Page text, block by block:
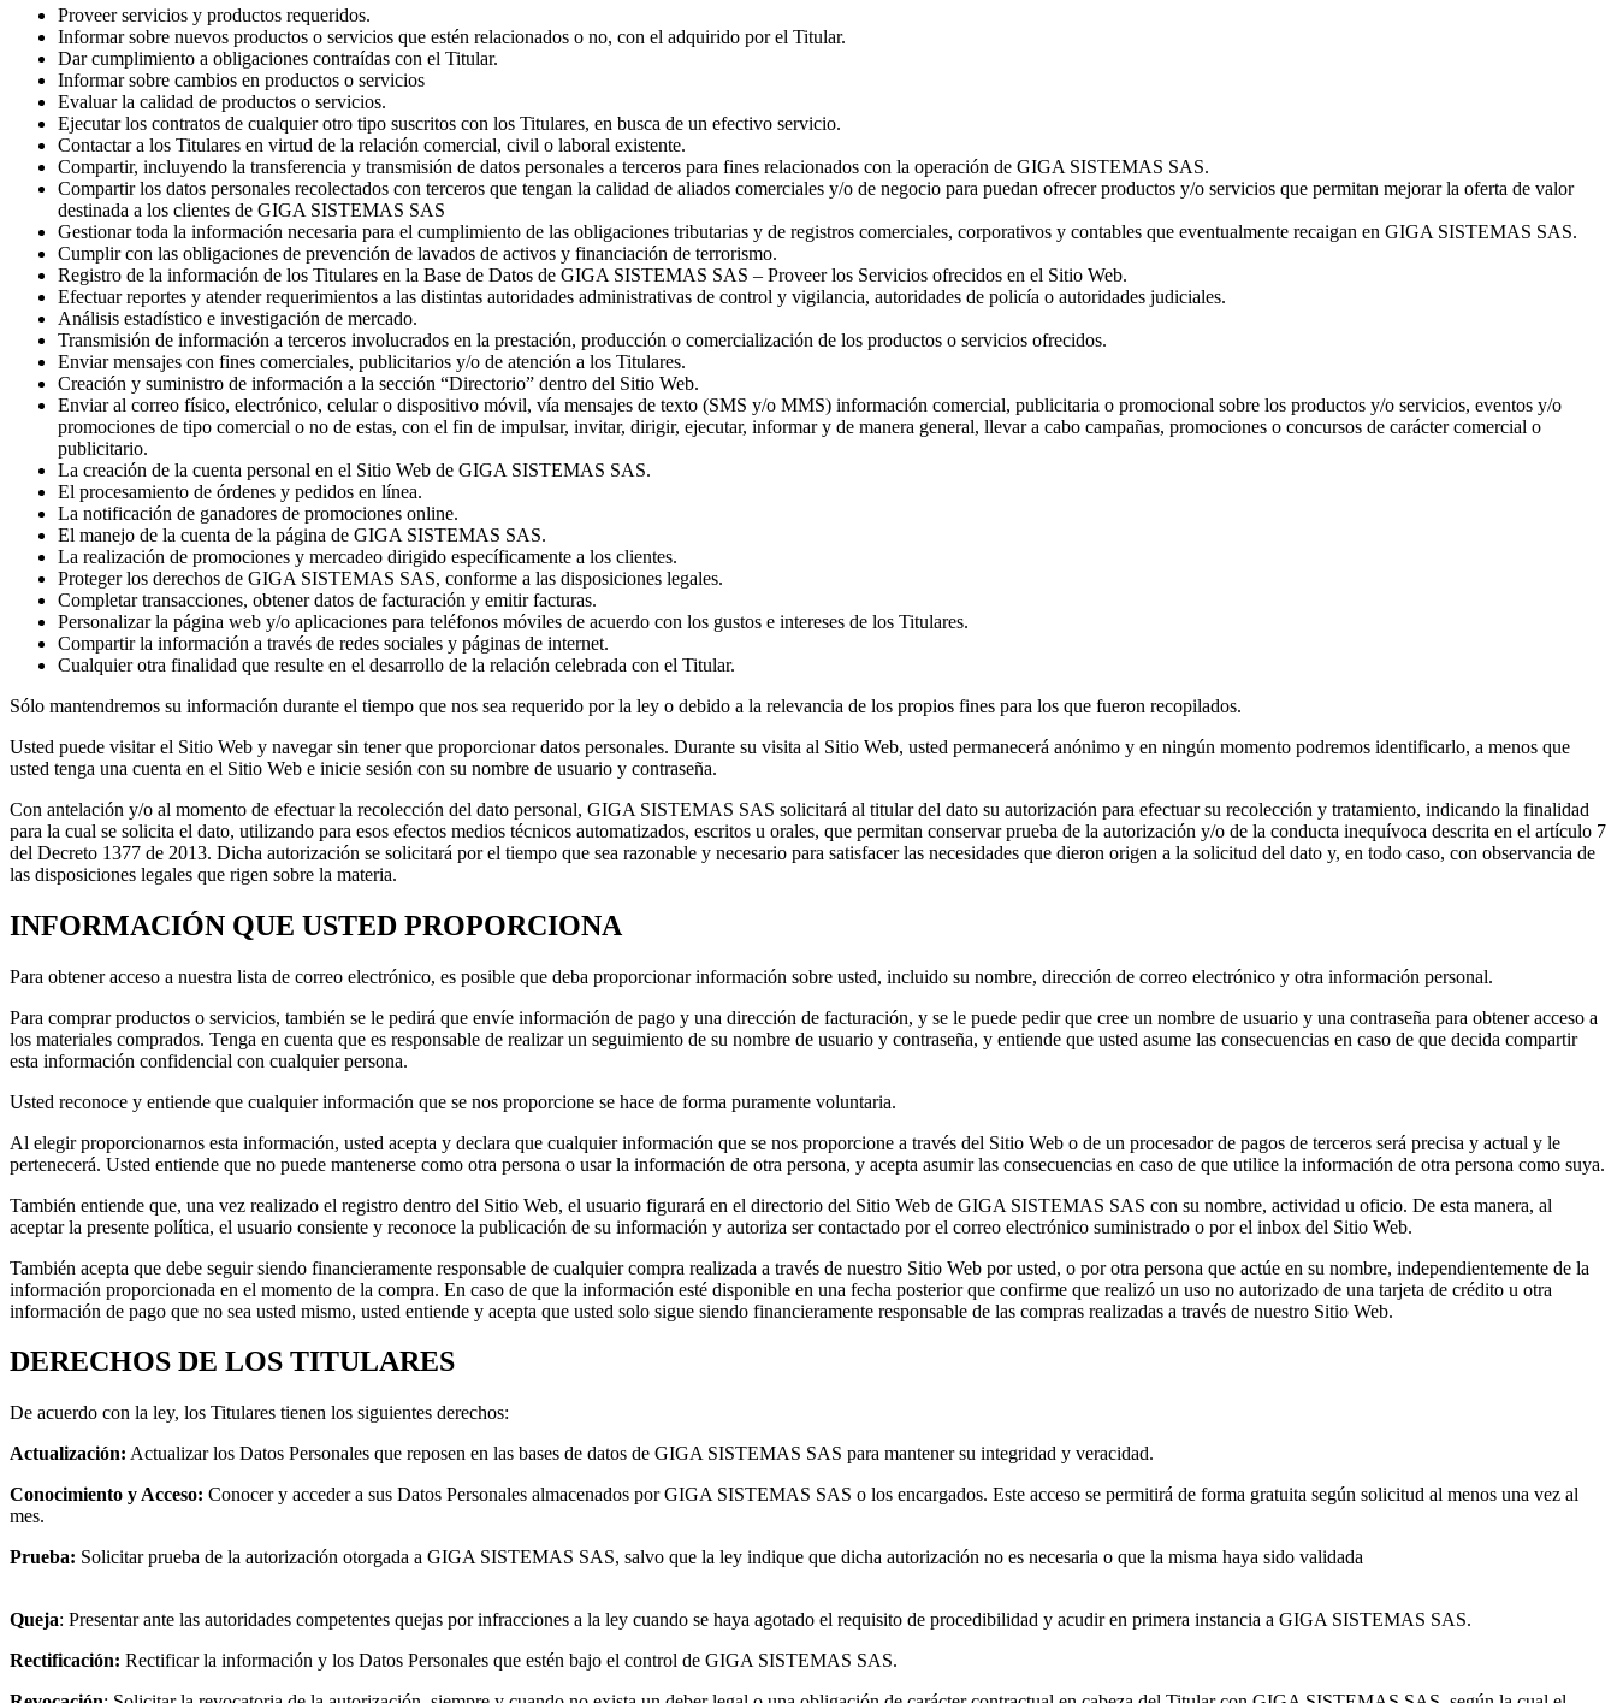
Proveer servicios y productos requeridos.
Informar sobre nuevos productos o servicios que estén relacionados o no, con el adquirido por el Titular.
Dar cumplimiento a obligaciones contraídas con el Titular.
Informar sobre cambios en productos o servicios
Evaluar la calidad de productos o servicios.
Ejecutar los contratos de cualquier otro tipo suscritos con los Titulares, en busca de un efectivo servicio.
Contactar a los Titulares en virtud de la relación comercial, civil o laboral existente.
Compartir, incluyendo la transferencia y transmisión de datos personales a terceros para fines relacionados con la operación de GIGA SISTEMAS SAS.
Compartir los datos personales recolectados con terceros que tengan la calidad de aliados comerciales y/o de negocio para puedan ofrecer productos y/o servicios que permitan mejorar la oferta de valor
destinada a los clientes de GIGA SISTEMAS SAS
Gestionar toda la información necesaria para el cumplimiento de las obligaciones tributarias y de registros comerciales, corporativos y contables que eventualmente recaigan en GIGA SISTEMAS SAS.
Cumplir con las obligaciones de prevención de lavados de activos y financiación de terrorismo.
Registro de la información de los Titulares en la Base de Datos de GIGA SISTEMAS SAS – Proveer los Servicios ofrecidos en el Sitio Web.
Efectuar reportes y atender requerimientos a las distintas autoridades administrativas de control y vigilancia, autoridades de policía o autoridades judiciales.
Análisis estadístico e investigación de mercado.
Transmisión de información a terceros involucrados en la prestación, producción o comercialización de los productos o servicios ofrecidos.
Enviar mensajes con fines comerciales, publicitarios y/o de atención a los Titulares.
Creación y suministro de información a la sección “Directorio” dentro del Sitio Web.
Enviar al correo físico, electrónico, celular o dispositivo móvil, vía mensajes de texto (SMS y/o MMS) información comercial, publicitaria o promocional sobre los productos y/o servicios, eventos y/o
promociones de tipo comercial o no de estas, con el fin de impulsar, invitar, dirigir, ejecutar, informar y de manera general, llevar a cabo campañas, promociones o concursos de carácter comercial o
publicitario.
La creación de la cuenta personal en el Sitio Web de GIGA SISTEMAS SAS.
El procesamiento de órdenes y pedidos en línea.
La notificación de ganadores de promociones online.
El manejo de la cuenta de la página de GIGA SISTEMAS SAS.
La realización de promociones y mercadeo dirigido específicamente a los clientes.
Proteger los derechos de GIGA SISTEMAS SAS, conforme a las disposiciones legales.
Completar transacciones, obtener datos de facturación y emitir facturas.
Personalizar la página web y/o aplicaciones para teléfonos móviles de acuerdo con los gustos e intereses de los Titulares.
Compartir la información a través de redes sociales y páginas de internet.
Cualquier otra finalidad que resulte en el desarrollo de la relación celebrada con el Titular.
Sólo mantendremos su información durante el tiempo que nos sea requerido por la ley o debido a la relevancia de los propios fines para los que fueron recopilados.
Usted puede visitar el Sitio Web y navegar sin tener que proporcionar datos personales. Durante su visita al Sitio Web, usted permanecerá anónimo y en ningún momento podremos identificarlo, a menos que
usted tenga una cuenta en el Sitio Web e inicie sesión con su nombre de usuario y contraseña.
Con antelación y/o al momento de efectuar la recolección del dato personal, GIGA SISTEMAS SAS solicitará al titular del dato su autorización para efectuar su recolección y tratamiento, indicando la finalidad
para la cual se solicita el dato, utilizando para esos efectos medios técnicos automatizados, escritos u orales, que permitan conservar prueba de la autorización y/o de la conducta inequívoca descrita en el artículo 7
del Decreto 1377 de 2013. Dicha autorización se solicitará por el tiempo que sea razonable y necesario para satisfacer las necesidades que dieron origen a la solicitud del dato y, en todo caso, con observancia de
las disposiciones legales que rigen sobre la materia.
INFORMACIÓN QUE USTED PROPORCIONA
Para obtener acceso a nuestra lista de correo electrónico, es posible que deba proporcionar información sobre usted, incluido su nombre, dirección de correo electrónico y otra información personal.
Para comprar productos o servicios, también se le pedirá que envíe información de pago y una dirección de facturación, y se le puede pedir que cree un nombre de usuario y una contraseña para obtener acceso a
los materiales comprados. Tenga en cuenta que es responsable de realizar un seguimiento de su nombre de usuario y contraseña, y entiende que usted asume las consecuencias en caso de que decida compartir
esta información confidencial con cualquier persona.
Usted reconoce y entiende que cualquier información que se nos proporcione se hace de forma puramente voluntaria.
Al elegir proporcionarnos esta información, usted acepta y declara que cualquier información que se nos proporcione a través del Sitio Web o de un procesador de pagos de terceros será precisa y actual y le
pertenecerá. Usted entiende que no puede mantenerse como otra persona o usar la información de otra persona, y acepta asumir las consecuencias en caso de que utilice la información de otra persona como suya.
También entiende que, una vez realizado el registro dentro del Sitio Web, el usuario figurará en el directorio del Sitio Web de GIGA SISTEMAS SAS con su nombre, actividad u oficio. De esta manera, al
aceptar la presente política, el usuario consiente y reconoce la publicación de su información y autoriza ser contactado por el correo electrónico suministrado o por el inbox del Sitio Web.
También acepta que debe seguir siendo financieramente responsable de cualquier compra realizada a través de nuestro Sitio Web por usted, o por otra persona que actúe en su nombre, independientemente de la
información proporcionada en el momento de la compra. En caso de que la información esté disponible en una fecha posterior que confirme que realizó un uso no autorizado de una tarjeta de crédito u otra
información de pago que no sea usted mismo, usted entiende y acepta que usted solo sigue siendo financieramente responsable de las compras realizadas a través de nuestro Sitio Web.
DERECHOS DE LOS TITULARES
De acuerdo con la ley, los Titulares tienen los siguientes derechos:
Actualización: Actualizar los Datos Personales que reposen en las bases de datos de GIGA SISTEMAS SAS para mantener su integridad y veracidad.
Conocimiento y Acceso: Conocer y acceder a sus Datos Personales almacenados por GIGA SISTEMAS SAS o los encargados. Este acceso se permitirá de forma gratuita según solicitud al menos una vez al
mes.
Prueba: Solicitar prueba de la autorización otorgada a GIGA SISTEMAS SAS, salvo que la ley indique que dicha autorización no es necesaria o que la misma haya sido validada
Queja: Presentar ante las autoridades competentes quejas por infracciones a la ley cuando se haya agotado el requisito de procedibilidad y acudir en primera instancia a GIGA SISTEMAS SAS.
Rectificación: Rectificar la información y los Datos Personales que estén bajo el control de GIGA SISTEMAS SAS.